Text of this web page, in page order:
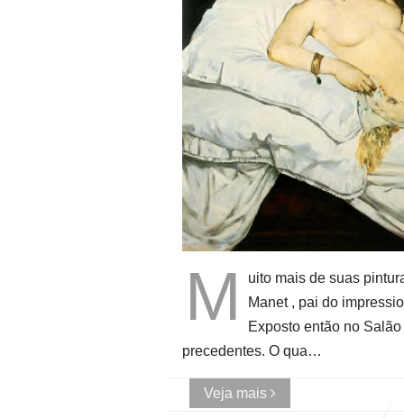
M
uito mais de suas
Manet , pai do
Exposto então no
precedentes. O qua…
Veja mais